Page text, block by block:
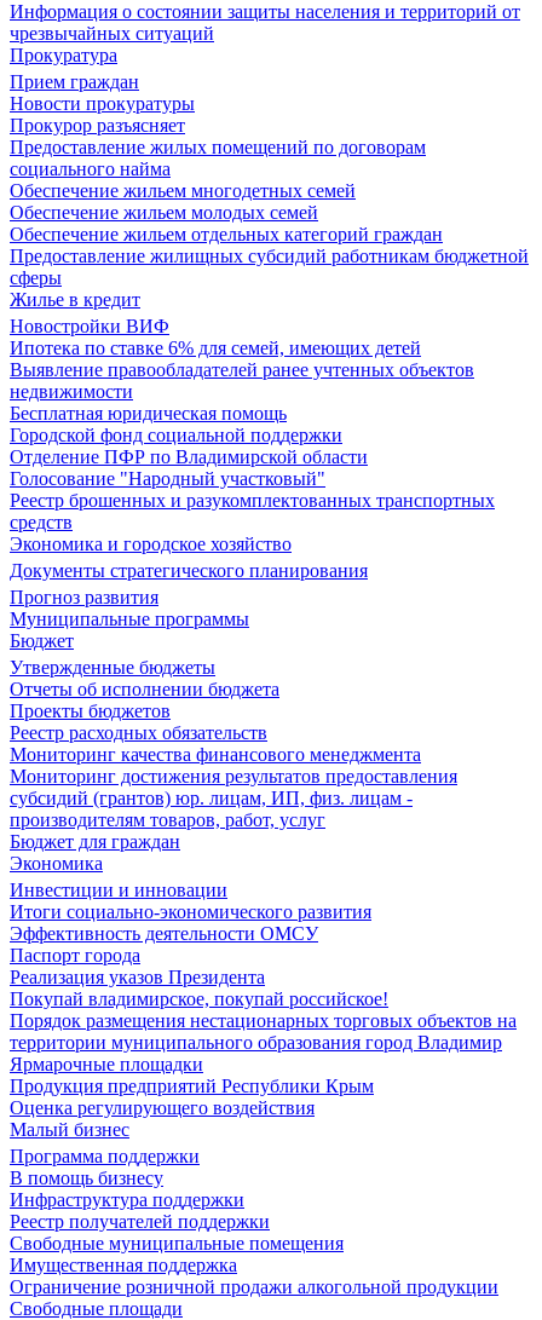
Информация о состоянии защиты населения и территорий от
чрезвычайных ситуаций
Прокуратура
Прием граждан
Новости прокуратуры
Прокурор разъясняет
Предоставление жилых помещений по договорам
социального найма
Обеспечение жильем многодетных семей
Обеспечение жильем молодых семей
Обеспечение жильем отдельных категорий граждан
Предоставление жилищных субсидий работникам бюджетной
сферы
Жилье в кредит
Новостройки ВИФ
Ипотека по ставке 6% для семей, имеющих детей
Выявление правообладателей ранее учтенных объектов
недвижимости
Бесплатная юридическая помощь
Городской фонд социальной поддержки
Отделение ПФР по Владимирской области
Голосование "Народный участковый"
Реестр брошенных и разукомплектованных транспортных
средств
Экономика и городское хозяйство
Документы стратегического планирования
Прогноз развития
Муниципальные программы
Бюджет
Утвержденные бюджеты
Отчеты об исполнении бюджета
Проекты бюджетов
Реестр расходных обязательств
Мониторинг качества финансового менеджмента
Мониторинг достижения результатов предоставления
субсидий (грантов) юр. лицам, ИП, физ. лицам -
производителям товаров, работ, услуг
Бюджет для граждан
Экономика
Инвестиции и инновации
Итоги социально-экономического развития
Эффективность деятельности ОМСУ
Паспорт города
Реализация указов Президента
Покупай владимирское, покупай российское!
Порядок размещения нестационарных торговых объектов на
территории муниципального образования город Владимир
Ярмарочные площадки
Продукция предприятий Республики Крым
Оценка регулирующего воздействия
Малый бизнес
Программа поддержки
В помощь бизнесу
Инфраструктура поддержки
Реестр получателей поддержки
Свободные муниципальные помещения
Имущественная поддержка
Ограничение розничной продажи алкогольной продукции
Свободные площади